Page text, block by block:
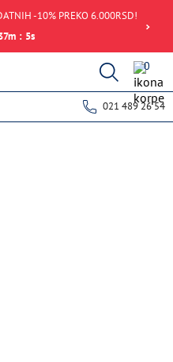
-10% PREKO 6.000RSD!
m : 4s
0
021 489 26 54